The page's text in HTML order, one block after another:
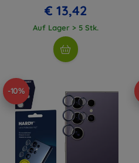
€ 13,42
Auf Lager > 5 Stk.
-10%